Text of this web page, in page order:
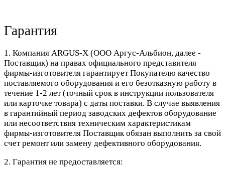
Гарантия
1. Компания ARGUS-X (ООО Аргус-Альбион, далее -
Поставщик) на правах официального представителя
фирмы-изготовителя гарантирует Покупателю качество
поставляемого оборудования и его безотказную работу в
течение 1-2 лет (точный срок в инструкции пользователя
или карточке товара) с даты поставки. В случае выявления
в гарантийный период заводских дефектов оборудование
или несоответствия техническим характеристикам
фирмы-изготовителя Поставщик обязан выполнить за свой
счет ремонт или замену дефективного оборудования.
2. Гарантия не предоставляется: